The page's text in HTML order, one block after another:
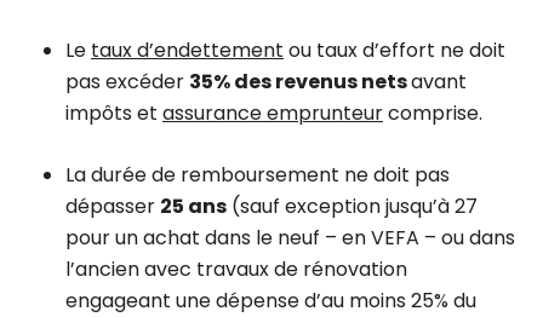
Le taux d’endettement ou taux d’effort ne doit
pas excéder 35% des revenus netsavant
impôts et assurance emprunteurcomprise.
La durée de remboursement ne doit pas
dépasser 25 ans (sauf exception jusqu’à 27
pour un achat dans le neuf – en VEFA – ou dans
l’ancien avec travaux de rénovation
engageant une dépense d’au moins 25% du